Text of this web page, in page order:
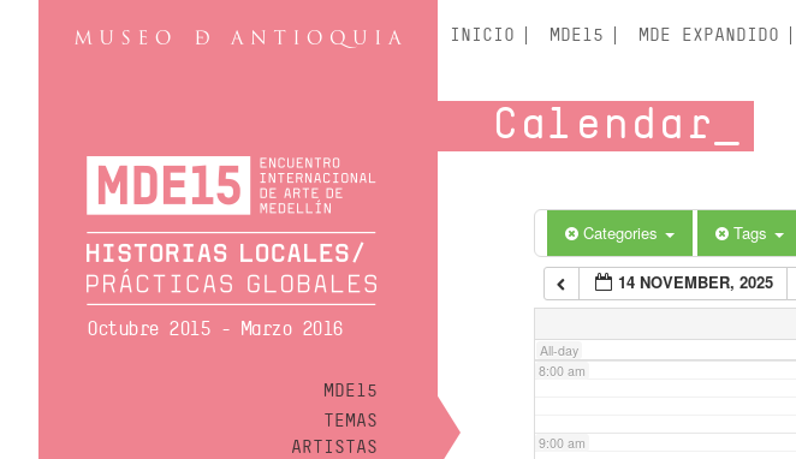
Octubre 2015 - Marzo 2016
MDE15
TEMAS
ARTISTAS
INICIO MDE15 MDE EXPANDIDO
Calendar
Categories Tags
14 NOVEMBER, 2025
All-day
5:00 am
6:00 am
7:00 am
8:00 am
9:00 am